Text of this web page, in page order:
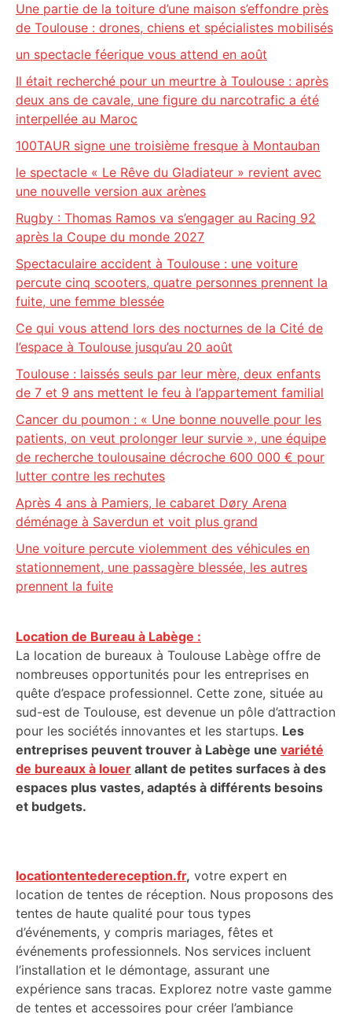
Une partie de la toiture d’une maison s’effondre près
de Toulouse : drones, chiens et spécialistes mobilisés
un spectacle féerique vous attend en août
Il était recherché pour un meurtre à Toulouse : après
deux ans de cavale, une figure du narcotrafic a été
interpellée au Maroc
100TAUR signe une troisième fresque à Montauban
le spectacle « Le Rêve du Gladiateur » revient avec
une nouvelle version aux arènes
Rugby : Thomas Ramos va s’engager au Racing 92
après la Coupe du monde 2027
Spectaculaire accident à Toulouse : une voiture
percute cinq scooters, quatre personnes prennent la
fuite, une femme blessée
Ce qui vous attend lors des nocturnes de la Cité de
l’espace à Toulouse jusqu’au 20 août
Toulouse : laissés seuls par leur mère, deux enfants
de 7 et 9 ans mettent le feu à l’appartement familial
Cancer du poumon : « Une bonne nouvelle pour les
patients, on veut prolonger leur survie », une équipe
de recherche toulousaine décroche 600 000 € pour
lutter contre les rechutes
Après 4 ans à Pamiers, le cabaret Døry Arena
déménage à Saverdun et voit plus grand
Une voiture percute violemment des véhicules en
stationnement, une passagère blessée, les autres
prennent la fuite
Location de Bureau à Labège :
La location de bureaux à Toulouse Labège offre de
nombreuses opportunités pour les entreprises en
quête d’espace professionnel. Cette zone, située au
sud-est de Toulouse, est devenue un pôle d’attraction
pour les sociétés innovantes et les startups. Les
entreprises peuvent trouver à Labège une variété
de bureaux à louer allant de petites surfaces à des
espaces plus vastes, adaptés à différents besoins
et budgets.
locationtentedereception.fr, votre expert en
location de tentes de réception. Nous proposons des
tentes de haute qualité pour tous types
d’événements, y compris mariages, fêtes et
événements professionnels. Nos services incluent
l’installation et le démontage, assurant une
expérience sans tracas. Explorez notre vaste gamme
de tentes et accessoires pour créer l’ambiance